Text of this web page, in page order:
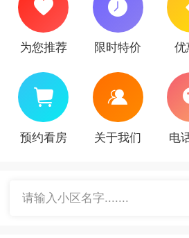
为您推荐 限时特价 优
预约看房 关于我们 电
请输入小区名字.......